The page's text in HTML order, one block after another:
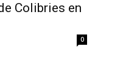
Colibries en
0